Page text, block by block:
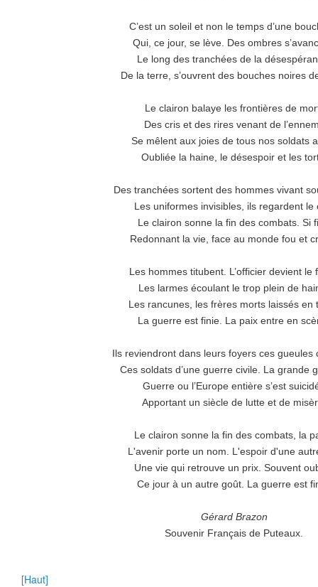
C’est un soleil et non le temps d’une
Qui, ce jour, se lève. Des ombres
Le long des tranchées de la
De la terre, s’ouvrent des bouches noires
Le clairon balaye les frontières de
Des cris et des rires venant de
Se mêlent aux joies de tous nos soldats
Oubliée la haine, le désespoir et les
Des tranchées sortent des hommes vivant
Les uniformes invisibles, ils regardent le
Le clairon sonne la fin des combats. Si
Redonnant la vie, face au monde fou et
Les hommes titubent. L’officier devient le
Les larmes écoulant le trop plein de
Les rancunes, les frères morts laissés en
La guerre est finie. La paix entre en
Ils reviendront dans leurs foyers ces gueules
Ces soldats d’une guerre civile. La grande
Guerre ou l’Europe entière s’est
Apportant un siècle de lutte et de
Le clairon sonne la fin des combats, la
L'avenir porte un nom. L'espoir d'une
Une vie qui retrouve un prix. Souvent
Ce jour à un autre goût. La guerre est
Gérard Brazon
Souvenir Français de Puteaux.
[Haut]